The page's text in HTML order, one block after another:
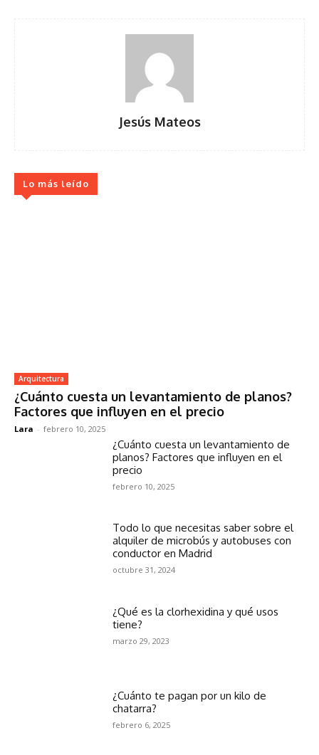
Jesús Mateos
Lo más leído
Arquitectura
¿Cuánto cuesta un levantamiento de planos?
Factores que influyen en el precio
Lara - febrero 10, 2025
¿Cuánto cuesta un levantamiento de
planos? Factores que influyen en el
precio
febrero 10, 2025
Todo lo que necesitas saber sobre el
alquiler de microbús y autobuses con
conductor en Madrid
octubre 31, 2024
¿Qué es la clorhexidina y qué usos
tiene?
marzo 29, 2023
¿Cuánto te pagan por un kilo de
chatarra?
febrero 6, 2025